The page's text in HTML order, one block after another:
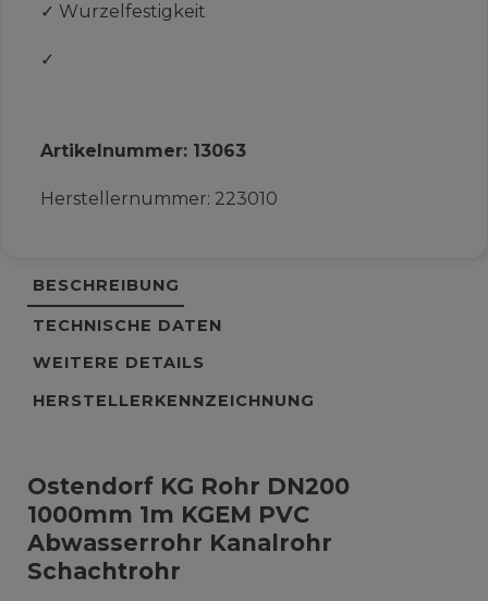
✓ Wurzelfestigkeit
✓
Artikelnummer: 13063
Herstellernummer: 223010
BESCHREIBUNG
TECHNISCHE DATEN
WEITERE DETAILS
HERSTELLERKENNZEICHNUNG
Ostendorf KG Rohr DN200
1000mm 1m KGEM PVC
Abwasserrohr Kanalrohr
Schachtrohr